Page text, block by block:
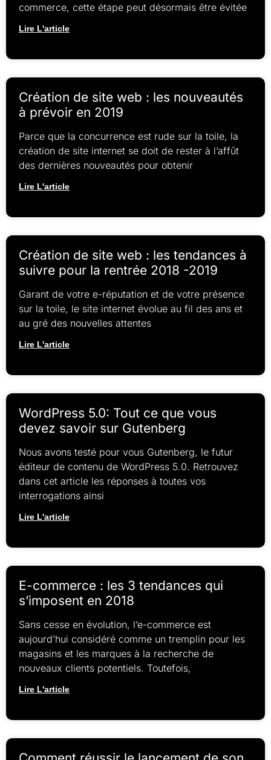
commerce, cette étape peut désormais être évitée
Lire L'article
Création de site web : les nouveautés
à prévoir en 2019
Parce que la concurrence est rude sur la toile, la
création de site internet se doit de rester à l’affût
des dernières nouveautés pour obtenir
Lire L'article
Création de site web : les tendances à
suivre pour la rentrée 2018 -2019
Garant de votre e-réputation et de votre présence
sur la toile, le site internet évolue au fil des ans et
au gré des nouvelles attentes
Lire L'article
WordPress 5.0: Tout ce que vous
devez savoir sur Gutenberg
Nous avons testé pour vous Gutenberg, le futur
éditeur de contenu de WordPress 5.0. Retrouvez
dans cet article les réponses à toutes vos
interrogations ainsi
Lire L'article
E-commerce : les 3 tendances qui
s’imposent en 2018
Sans cesse en évolution, l’e-commerce est
aujourd’hui considéré comme un tremplin pour les
magasins et les marques à la recherche de
nouveaux clients potentiels. Toutefois,
Lire L'article